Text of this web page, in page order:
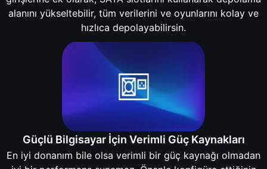
alanını yükseltebilir, tüm verilerini ve oyunlarını kolay ve
hızlıca depolayabilirsin.
Güçlü Bilgisayar İçin Verimli Güç Kaynakları
En iyi donanım bile olsa verimli bir güç kaynağı olmadan